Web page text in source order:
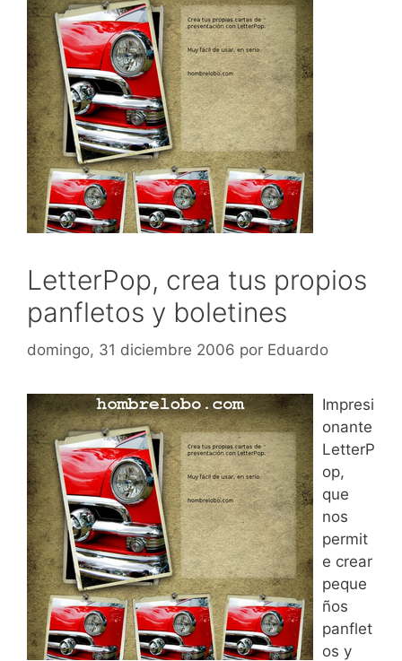
LetterPop, crea tus propios
panfletos y boletines
domingo, 31 diciembre 2006 por Eduardo
Impresi
onante
LetterP
op,
que
nos
permit
e crear
peque
ños
panflet
os y